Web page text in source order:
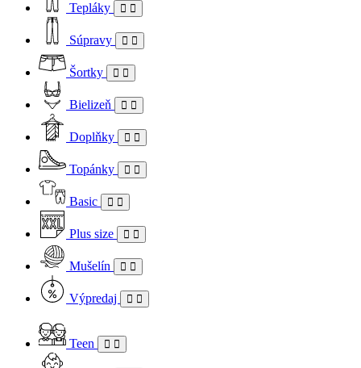
Tepláky
Súpravy
Šortky
Bielizeň
Doplňky
Topánky
Basic
Plus size
Mušelín
Výpredaj
Teen